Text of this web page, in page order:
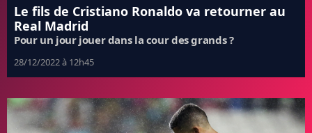
Le fils de Cristiano Ronaldo va retourner au
Real Madrid
Pour un jour jouer dans la cour des grands ?
28/12/2022 à 12h45